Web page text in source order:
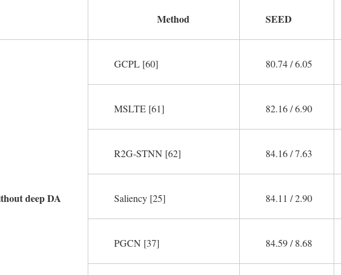
Method SEED
deep DA
GCPL [60] 80.74 / 6.05
MSLTE [61] 82.16 / 6.90
R2G-STNN [62] 84.16 / 7.63
Saliency [25] 84.11 / 2.90
PGCN [37] 84.59 / 8.68